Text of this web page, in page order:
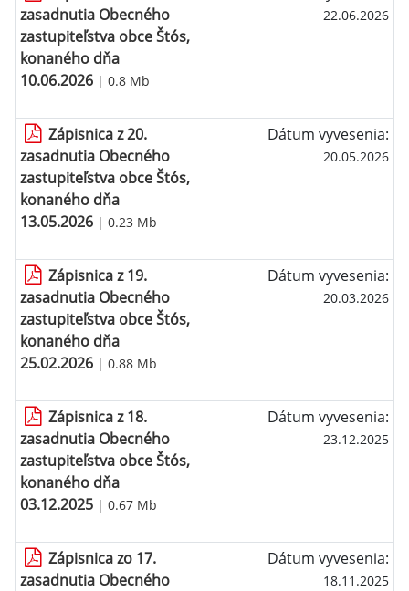
zasadnutia Obecného
zastupiteľstva obce Štós,
konaného dňa
10.06.2026 | 0.8 Mb
22.06.2026
Zápisnica z 20.
zasadnutia Obecného
zastupiteľstva obce Štós,
konaného dňa
13.05.2026 | 0.23 Mb
Dátum vyvesenia:
20.05.2026
Zápisnica z 19.
zasadnutia Obecného
zastupiteľstva obce Štós,
konaného dňa
25.02.2026 | 0.88 Mb
Dátum vyvesenia:
20.03.2026
Zápisnica z 18.
zasadnutia Obecného
zastupiteľstva obce Štós,
konaného dňa
03.12.2025 | 0.67 Mb
Dátum vyvesenia:
23.12.2025
Zápisnica zo 17.
zasadnutia Obecného
Dátum vyvesenia:
18.11.2025